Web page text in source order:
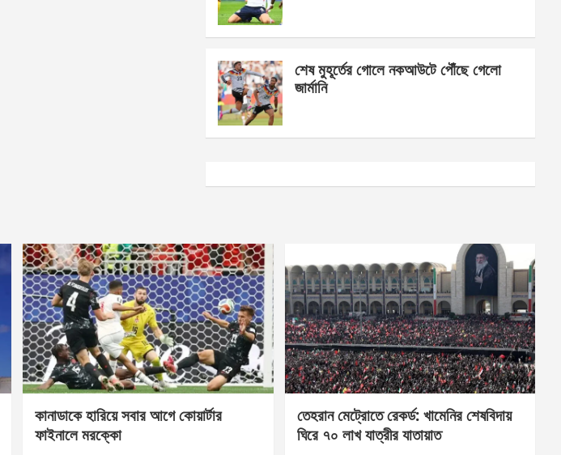
শেষ মুহূর্তের গোলে নকআউটে পৌঁছে গেলো
জার্মানি
কানাডাকে হারিয়ে সবার আগে কোয়ার্টার
ফাইনালে মরক্কো
তেহরান মেট্রোতে রেকর্ড: খামেনির শেষবিদায়
ঘিরে ৭০ লাখ যাত্রীর যাতায়াত